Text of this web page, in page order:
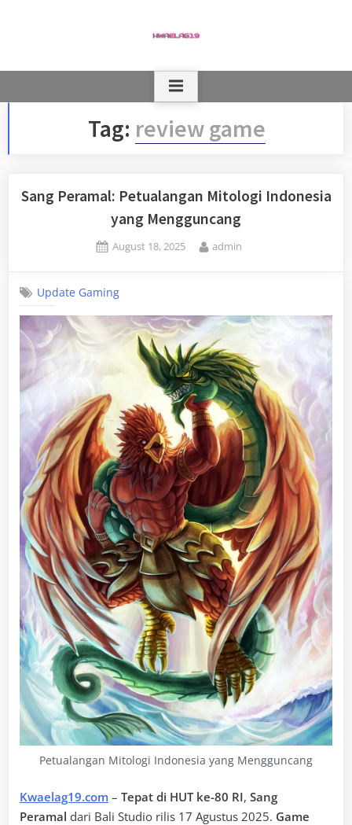
Tag: review game
Sang Peramal: Petualangan Mitologi Indonesia
yang Mengguncang
Posted
August 18, 2025 By
admin
Update Gaming
Petualangan Mitologi Indonesia yang Mengguncang
Kwaelag19.com – Tepat di HUT ke-80 RI, Sang
Peramal dari Bali Studio rilis 17 Agustus 2025. Game